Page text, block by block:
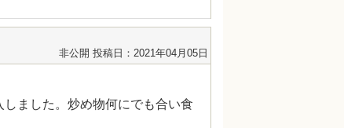
非公開 投稿日：2021年04月05日
ました。炒め物何にでも合い食